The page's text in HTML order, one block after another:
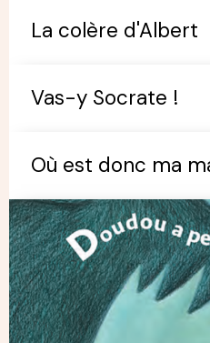
La colère d'Albert
Vas-y Socrate !
Où est donc ma